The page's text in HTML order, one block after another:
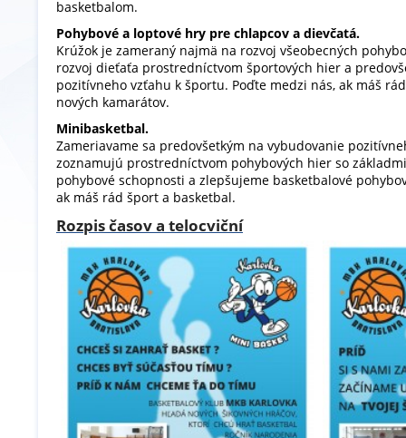
basketbalom.
Pohybové a loptové hry pre chlapcov a dievčatá.
Krúžok je zameraný najmä na rozvoj všeobecných
rozvoj dieťaťa prostredníctvom športových hier a
pozitívneho vzťahu k športu. Poďte medzi nás, ak máš
nových kamarátov.
Minibasketbal.
Zameriavame sa predovšetkým na vybudovanie
zoznamujú prostredníctvom pohybových hier so
pohybové schopnosti a zlepšujeme basketbalové
ak máš rád šport a basketbal.
Rozpis časov a telocviční